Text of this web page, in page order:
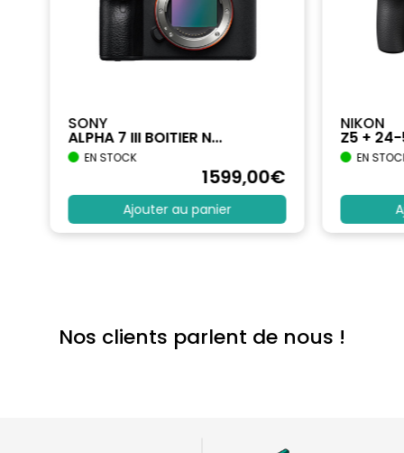
SONY
ALPHA 7 III BOITIER N...
EN STOCK
1599,00€
Ajouter au panier
NIKON
Z5 +
EN
Nos clients parlent de nous !